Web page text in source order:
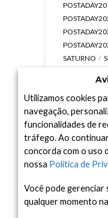
SATURNO
UNIVERSO
Arquivo
Arquivo
Utilizamos cookies
navegação,
funcionalidades de
tráfego. Ao
concorda com o uso
nossa Política de
Você pode gerenciar
qualquer momento